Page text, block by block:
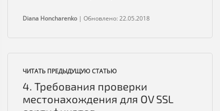
ЧИТАТЬ ПРЕДЫДУЩУЮ СТАТЬЮ
4. Требования проверки
местонахождения для OV SSL
Diana Honcharenko | Обновлено: 22.05.2018